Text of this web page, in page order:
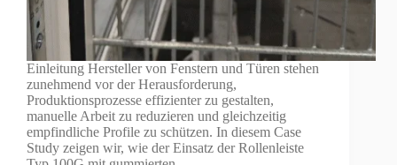
Einleitung Hersteller von Fenstern und Türen stehen
zunehmend vor der Herausforderung,
Produktionsprozesse effizienter zu gestalten,
manuelle Arbeit zu reduzieren und gleichzeitig
empfindliche Profile zu schützen. In diesem Case
Study zeigen wir, wie der Einsatz der Rollenleiste